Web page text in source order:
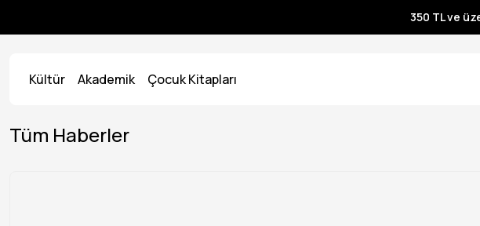
350 TL ve
Kültür Akademik Çocuk Kitapları
Tüm Haberler